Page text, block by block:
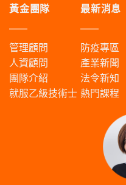
黃金團隊
管理顧問
人資顧問
團隊介紹
就服乙級技術士
最新消息
防疫專區
產業新聞
法令新知
熱門課程